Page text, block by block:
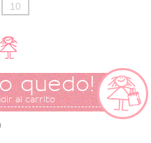
10
quedo!
al carrito